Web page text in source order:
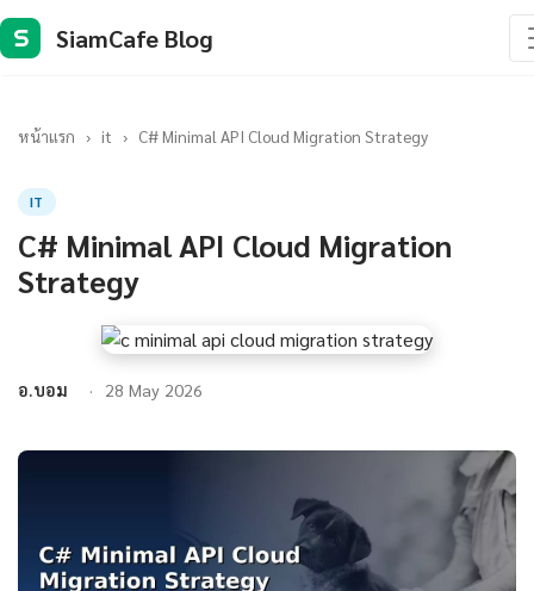
S SiamCafe Blog
หน้าแรก › it › C# Minimal API Cloud Migration Strategy
IT
C# Minimal API Cloud Migration
Strategy
อ.บอม 28 May 2026